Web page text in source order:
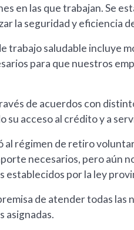
en las que trabajan. Se
la seguridad y eficiencia
trabajo saludable incluye
para que nuestros
de acuerdos con
su acceso al crédito y a
régimen de retiro
necesarios, pero aún
establecidos por la ley
de atender todas las
asignadas.